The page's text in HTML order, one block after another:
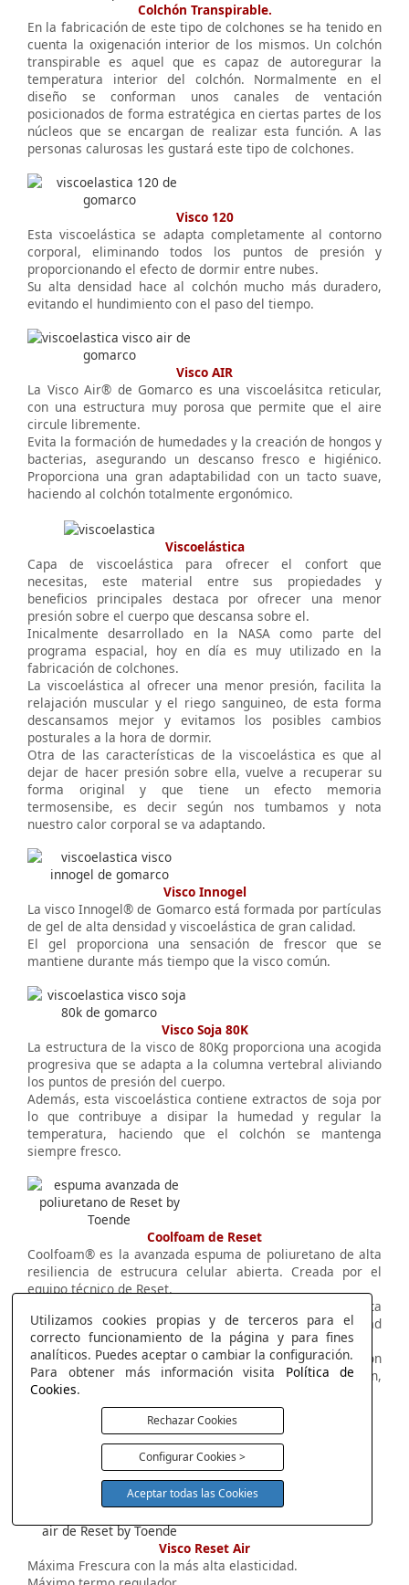
Colchón Transpirable.
En la fabricación de este tipo de colchones se ha tenido en
cuenta la oxigenación interior de los mismos. Un colchón
transpirable es aquel que es capaz de autoregurar la
temperatura interior del colchón. Normalmente en el
diseño se conforman unos canales de ventación
posicionados de forma estratégica en ciertas partes de los
núcleos que se encargan de realizar esta función. A las
personas calurosas les gustará este tipo de colchones.
Visco 120
Esta viscoelástica se adapta completamente al contorno
corporal, eliminando todos los puntos de presión y
proporcionando el efecto de dormir entre nubes.
Su alta densidad hace al colchón mucho más duradero,
evitando el hundimiento con el paso del tiempo.
Visco AIR
La Visco Air® de Gomarco es una viscoelásitca reticular,
con una estructura muy porosa que permite que el aire
circule libremente.
Evita la formación de humedades y la creación de hongos y
bacterias, asegurando un descanso fresco e higiénico.
Proporciona una gran adaptabilidad con un tacto suave,
haciendo al colchón totalmente ergonómico.
Viscoelástica
Capa de viscoelástica para ofrecer el confort que
necesitas, este material entre sus propiedades y
beneficios principales destaca por ofrecer una menor
presión sobre el cuerpo que descansa sobre el.
Inicalmente desarrollado en la NASA como parte del
programa espacial, hoy en día es muy utilizado en la
fabricación de colchones.
La viscoelástica al ofrecer una menor presión, facilita la
relajación muscular y el riego sanguineo, de esta forma
descansamos mejor y evitamos los posibles cambios
posturales a la hora de dormir.
Otra de las características de la viscoelástica es que al
dejar de hacer presión sobre ella, vuelve a recuperar su
forma original y que tiene un efecto memoria
termosensibe, es decir según nos tumbamos y nota
nuestro calor corporal se va adaptando.
Visco Innogel
La visco Innogel® de Gomarco está formada por partículas
de gel de alta densidad y viscoelástica de gran calidad.
El gel proporciona una sensación de frescor que se
mantiene durante más tiempo que la visco común.
Visco Soja 80K
La estructura de la visco de 80Kg proporciona una acogida
progresiva que se adapta a la columna vertebral aliviando
los puntos de presión del cuerpo.
Además, esta viscoelástica contiene extractos de soja por
lo que contribuye a disipar la humedad y regular la
temperatura, haciendo que el colchón se mantenga
siempre fresco.
Coolfoam de Reset
Coolfoam® es la avanzada espuma de poliuretano de alta
resiliencia de estrucura celular abierta. Creada por el
equipo técnico de Reset.
Su configuración personalizada de estructra celular abierta
nos proporciona una alta recuperación, una durabilidad
óptima y garantiza una firmeza adequada.
Según la densidad escogida podemos equilibrar la presión
necesaria que ejerce el cuerpo en el colchón,
proporcionando así el descanso deseado.
Soporte y ergonómico.
Alta transpirabilidad.
Gran elasticidad.
Visco Reset Air
Máxima Frescura con la más alta elasticidad.
Utilizamos cookies propias y de terceros para el
correcto funcionamiento de la página y para fines
analíticos. Puedes aceptar o cambiar la configuración.
Para obtener más información visita Política de
Cookies.
Rechazar Cookies
Configurar Cookies >
Aceptar todas las Cookies